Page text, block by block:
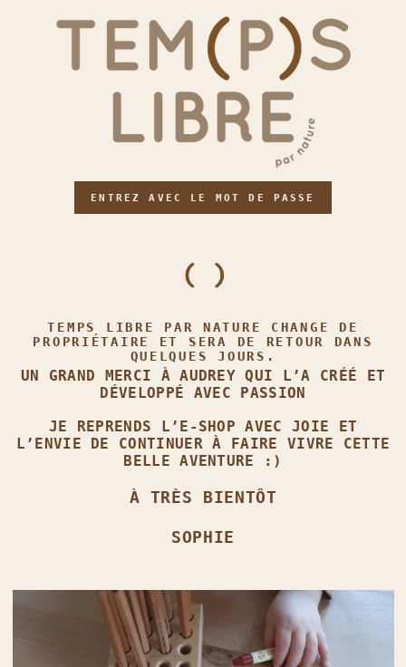
ENTREZ AVEC LE MOT DE PASSE
TEMPS LIBRE PAR NATURE CHANGE DE
PROPRIÉTAIRE ET SERA DE RETOUR DANS
QUELQUES JOURS.
UN GRAND MERCI À AUDREY QUI L’A CRÉÉ ET
DÉVELOPPÉ AVEC PASSION
JE REPRENDS L’E‑SHOP AVEC JOIE ET
L’ENVIE DE CONTINUER À FAIRE VIVRE CETTE
BELLE AVENTURE :)
À TRÈS BIENTÔT
SOPHIE